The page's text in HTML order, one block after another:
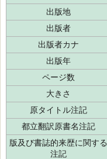
出版地
出版者
出版者カナ
出版年
ページ数
大きさ
原タイトル注記
都立翻訳原書名注記
版及び書誌的来歴に関する
注記